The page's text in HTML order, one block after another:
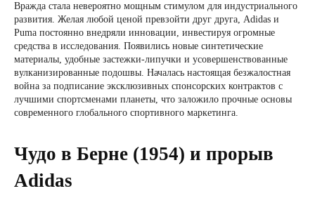
Вражда стала невероятно мощным стимулом для индустриального
развития. Желая любой ценой превзойти друг друга, Adidas и
Puma постоянно внедряли инновации, инвестируя огромные
средства в исследования. Появились новые синтетические
материалы, удобные застежки-липучки и усовершенствованные
вулканизированные подошвы. Началась настоящая безжалостная
война за подписание эксклюзивных спонсорских контрактов с
лучшими спортсменами планеты, что заложило прочные основы
современного глобального спортивного маркетинга.
Чудо в Берне (1954) и прорыв
Adidas